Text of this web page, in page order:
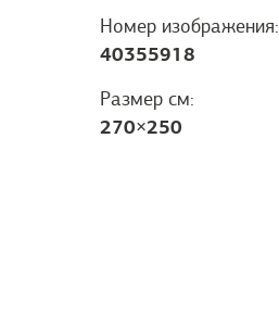
Номер изображения:
40355918
Размер см:
270×250